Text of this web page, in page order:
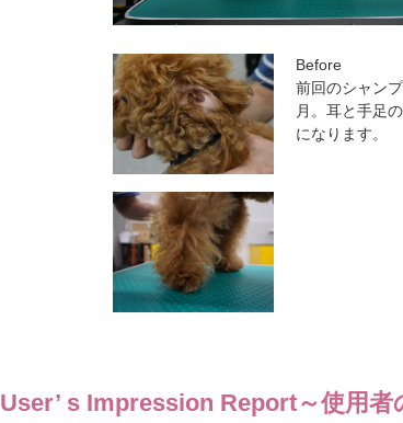
Before
前回のシャン
月。耳と手足
になります。
User’ s Impression Report～使用者